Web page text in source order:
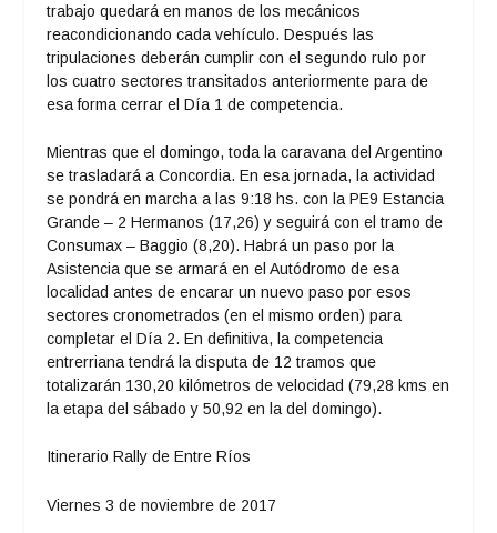
trabajo quedará en manos de los mecánicos
reacondicionando cada vehículo. Después las
tripulaciones deberán cumplir con el segundo rulo por
los cuatro sectores transitados anteriormente para de
esa forma cerrar el Día 1 de competencia.
Mientras que el domingo, toda la caravana del Argentino
se trasladará a Concordia. En esa jornada, la actividad
se pondrá en marcha a las 9:18 hs. con la PE9 Estancia
Grande – 2 Hermanos (17,26) y seguirá con el tramo de
Consumax – Baggio (8,20). Habrá un paso por la
Asistencia que se armará en el Autódromo de esa
localidad antes de encarar un nuevo paso por esos
sectores cronometrados (en el mismo orden) para
completar el Día 2. En definitiva, la competencia
entrerriana tendrá la disputa de 12 tramos que
totalizarán 130,20 kilómetros de velocidad (79,28 kms en
la etapa del sábado y 50,92 en la del domingo).
Itinerario Rally de Entre Ríos
Viernes 3 de noviembre de 2017